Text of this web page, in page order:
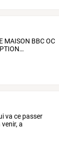
MAISON BBCOC
…
va ce passer
venir, a